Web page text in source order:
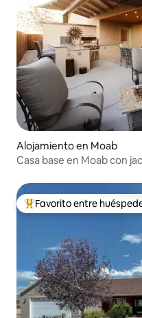
Alojamiento en Moab
Casa base en Moab con
Favorito entre huéspedes
Favorito entre